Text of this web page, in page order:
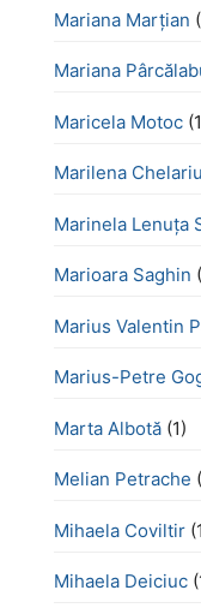
Mariana Marțian
Mariana
Maricela Motoc
Marilena Chelariu
Marinela Lenuța
Marioara Saghin
Marius Valentin
Marius-Petre
Marta Albotă (1)
Melian Petrache
Mihaela Coviltir
Mihaela Deiciuc